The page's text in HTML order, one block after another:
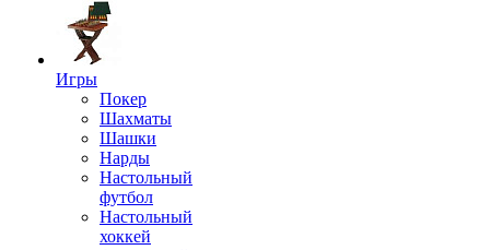
Игры
Покер
Шахматы
Шашки
Нарды
Настольный
футбол
Настольный
хоккей